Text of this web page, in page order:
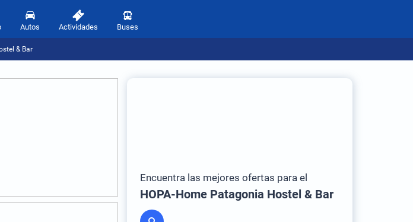
Autos Actividades Buses
& Bar
Encuentra las mejores ofertas para el
HOPA-Home Patagonia Hostel & Bar